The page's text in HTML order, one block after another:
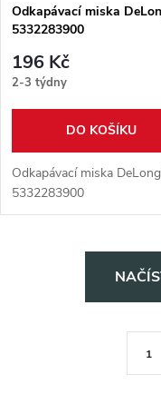
Odkapávací miska
5332283900
196 Kč
2-3 týdny
DO KOŠÍKU
Odkapávací miska
5332283900
1